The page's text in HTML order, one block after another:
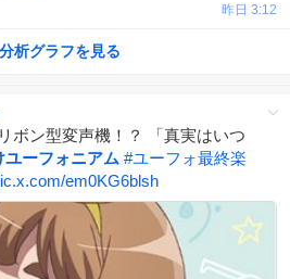
昨日 3:12
分析グラフを見る
ボン型変声機！？ 「真実はいつ
ユーフォニアム #ユーフォ最終楽
em0KG6blsh